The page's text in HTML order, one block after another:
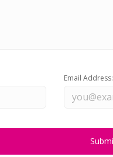
Email Address: